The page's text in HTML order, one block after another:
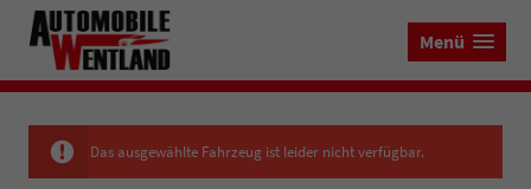
Menü
Das ausgewählte Fahrzeug ist leider nicht verfügbar.